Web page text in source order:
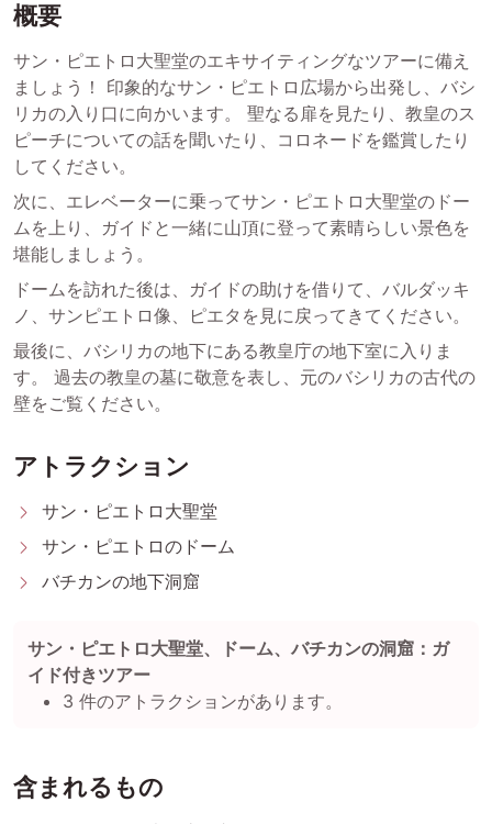
概要
サン・ピエトロ大聖堂のエキサイティングなツアーに備え
ましょう！ 印象的なサン・ピエトロ広場から出発し、バシ
リカの入り口に向かいます。 聖なる扉を見たり、教皇のス
ピーチについての話を聞いたり、コロネードを鑑賞したり
してください。
次に、エレベーターに乗ってサン・ピエトロ大聖堂のドー
ムを上り、ガイドと一緒に山頂に登って素晴らしい景色を
堪能しましょう。
ドームを訪れた後は、ガイドの助けを借りて、バルダッキ
ノ、サンピエトロ像、ピエタを見に戻ってきてください。
最後に、バシリカの地下にある教皇庁の地下室に入りま
す。 過去の教皇の墓に敬意を表し、元のバシリカの古代の
壁をご覧ください。
アトラクション
サン・ピエトロ大聖堂
サン・ピエトロのドーム
バチカンの地下洞窟
サン・ピエトロ大聖堂、ドーム、バチカンの洞窟：ガ
イド付きツアー
3 件のアトラクションがあります。
含まれるもの